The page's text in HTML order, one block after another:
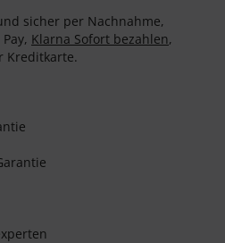
sicher per Nachnahme,
Klarna Sofort bezahlen,
Kreditkarte.